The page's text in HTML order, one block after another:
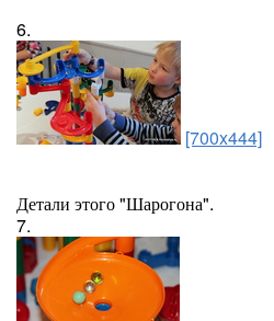
6.
[700x444]
Детали этого "Шарогона".
7.